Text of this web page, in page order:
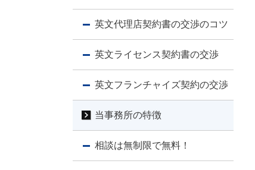
英文代理店契約書の交渉のコツ
英文ライセンス契約書の交渉
英文フランチャイズ契約の交渉
当事務所の特徴
相談は無制限で無料！